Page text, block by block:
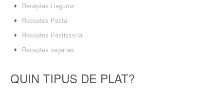
Receptes Llegums
Receptes Pasta
Receptes Pastisseria
Receptes veganes
QUIN TIPUS DE PLAT?